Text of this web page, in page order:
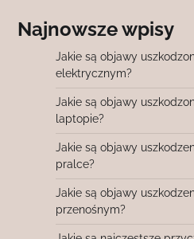
Najnowsze wpisy
Jakie są objawy
elektrycznym?
Jakie są objawy
laptopie?
Jakie są objawy
pralce?
Jakie są objawy
przenośnym?